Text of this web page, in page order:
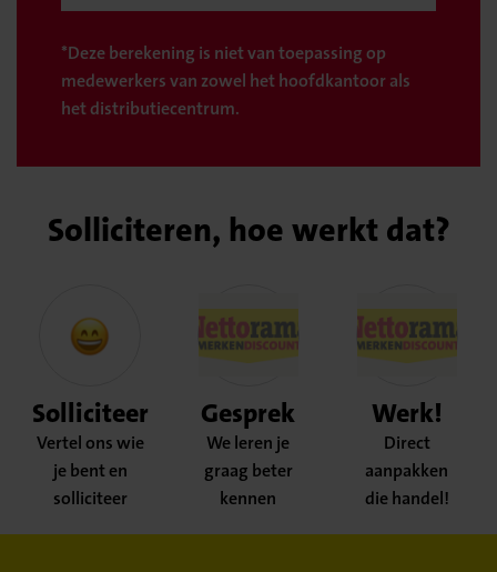
*Deze berekening is niet van toepassing op
medewerkers van zowel het hoofdkantoor als
het distributiecentrum.
Solliciteren, hoe werkt dat?
Solliciteer
Vertel ons wie
je bent en
solliciteer
Gesprek
We leren je
graag beter
kennen
Werk!
Direct
aanpakken
die handel!